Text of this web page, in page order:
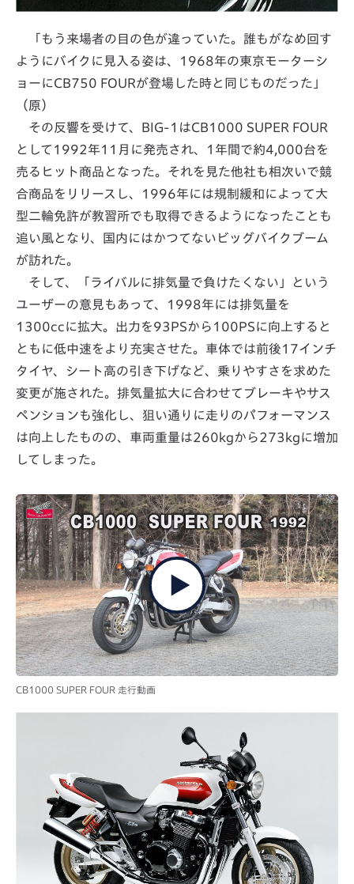
「もう来場者の目の色が違っていた。誰もがなめ回す
ようにバイクに見入る姿は、1968年の東京モーターシ
ョーにCB750 FOURが登場した時と同じものだった」
（原）
その反響を受けて、BIG-1はCB1000 SUPER FOUR
として1992年11月に発売され、1年間で約4,000台を
売るヒット商品となった。それを見た他社も相次いで競
合商品をリリースし、1996年には規制緩和によって大
型二輪免許が教習所でも取得できるようになったことも
追い風となり、国内にはかつてないビッグバイクブーム
が訪れた。
そして、「ライバルに排気量で負けたくない」という
ユーザーの意見もあって、1998年には排気量を
1300ccに拡大。出力を93PSから100PSに向上すると
ともに低中速をより充実させた。車体では前後17インチ
タイヤ、シート高の引き下げなど、乗りやすさを求めた
変更が施された。排気量拡大に合わせてブレーキやサス
ペンションも強化し、狙い通りに走りのパフォーマンス
は向上したものの、車両重量は260kgから273kgに増加
してしまった。
CB1000 SUPER FOUR 走行動画